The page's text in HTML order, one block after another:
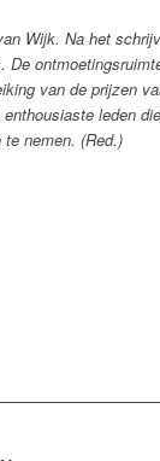
Wijk. Na het
van de prijzen
leden
nemen. (Red.)